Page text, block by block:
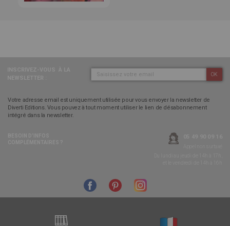
OK
Votre adresse email est uniquement utilisée pour vous envoyer la newsletter de
Diverti Editions. Vous pouvez à tout moment utiliser le lien de désabonnement
intégré dans la newsletter.